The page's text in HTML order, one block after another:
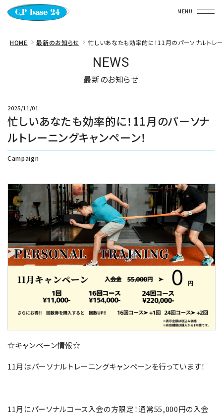
〒650-0011
WHAT'S C.P base 24
SPACE
NEWS
FAQ
CONTACT
FOLLOW US
HOME 最新のお知らせ 忙しいあなたも効率的に！11月のパーソナルトレ
NEWS
最新のお知らせ
2025/11/01
忙しいあなたも効率的に！11月のパーソナ
ルトレーニングキャンペーン！
Campaign
☆キャンペーン情報☆
11月はパーソナルトレーニングキャンペーンを行っています！
11月にパーソナルコース入会の方限定！通常55,000円の入会